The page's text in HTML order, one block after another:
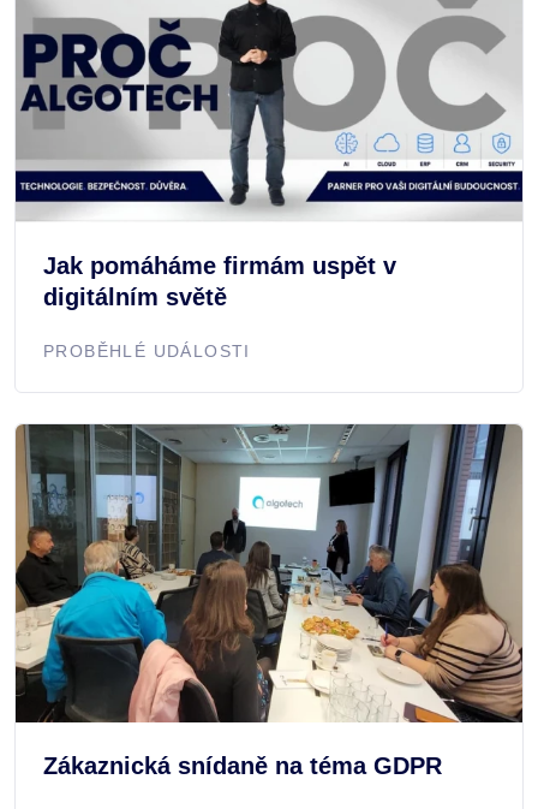
Jak pomáháme firmám uspět v
digitálním světě
PROBĚHLÉ UDÁLOSTI
Zákaznická snídaně na téma GDPR